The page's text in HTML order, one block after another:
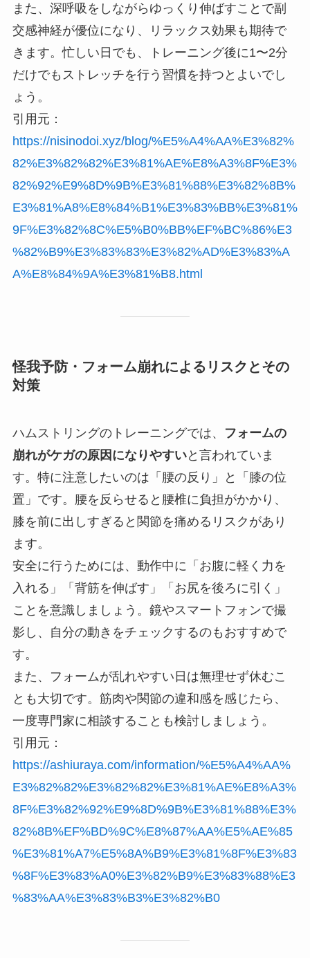
また、深呼吸をしながらゆっくり伸ばすことで副
交感神経が優位になり、リラックス効果も期待で
きます。忙しい日でも、トレーニング後に1〜2分
だけでもストレッチを行う習慣を持つとよいでし
ょう。
引用元：
https://nisinodoi.xyz/blog/%E5%A4%AA%E3%82%
82%E3%82%82%E3%81%AE%E8%A3%8F%E3%
82%92%E9%8D%9B%E3%81%88%E3%82%8B%
E3%81%A8%E8%84%B1%E3%83%BB%E3%81%
9F%E3%82%8C%E5%B0%BB%EF%BC%86%E3
%82%B9%E3%83%83%E3%82%AD%E3%83%A
A%E8%84%9A%E3%81%B8.html
怪我予防・フォーム崩れによるリスクとその
対策
ハムストリングのトレーニングでは、
フォームの
崩れがケガの原因になりやすいと言われていま
す。特に注意したいのは「腰の反り」と「膝の位
置」です。腰を反らせると腰椎に負担がかかり、
膝を前に出しすぎると関節を痛めるリスクがあり
ます。
安全に行うためには、動作中に「お腹に軽く力を
入れる」「背筋を伸ばす」「お尻を後ろに引く」
ことを意識しましょう。鏡やスマートフォンで撮
影し、自分の動きをチェックするのもおすすめで
す。
また、フォームが乱れやすい日は無理せず休むこ
とも大切です。筋肉や関節の違和感を感じたら、
一度専門家に相談することも検討しましょう。
引用元：
https://ashiuraya.com/information/%E5%A4%AA%
E3%82%82%E3%82%82%E3%81%AE%E8%A3%
8F%E3%82%92%E9%8D%9B%E3%81%88%E3%
82%8B%EF%BD%9C%E8%87%AA%E5%AE%85
%E3%81%A7%E5%8A%B9%E3%81%8F%E3%83
%8F%E3%83%A0%E3%82%B9%E3%83%88%E3
%83%AA%E3%83%B3%E3%82%B0